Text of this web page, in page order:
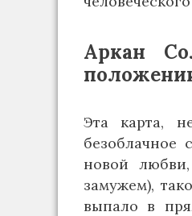
Аркан
Эта карта,
безоблачное
новой
замужем),
выпало в